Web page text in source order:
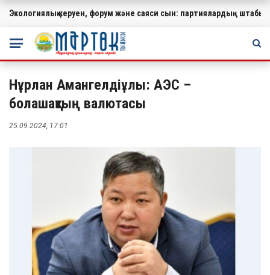
МАҢЫЗДЫ
Экологиялық керуен, форум және саяси сын: партиялардың
Нұрлан Амангелдіұлы: АЭС –
болашақтың валютасы
25.09.2024, 17:01